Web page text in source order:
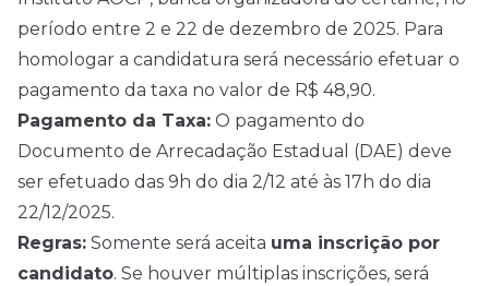
período entre 2 e 22 de dezembro de 2025. Para
homologar a candidatura será necessário efetuar o
pagamento da taxa no valor de R$ 48,90.
Pagamento da Taxa: O pagamento do
Documento de Arrecadação Estadual (DAE) deve
ser efetuado das 9h do dia 2/12 até às 17h do dia
22/12/2025.
Regras: Somente será aceita uma inscrição por
candidato. Se houver múltiplas inscrições, será